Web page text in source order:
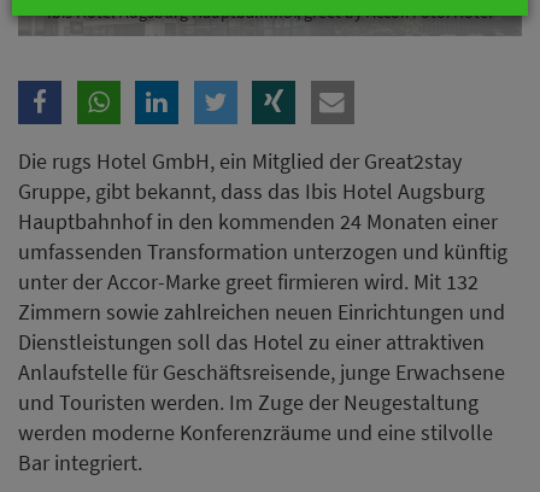
Ibis Hotel Augsburg Hauptbahnhof, greet by Accor. Foto: Hotel
Die rugs Hotel GmbH, ein Mitglied der Great2stay
Gruppe, gibt bekannt, dass das Ibis Hotel Augsburg
Hauptbahnhof in den kommenden 24 Monaten einer
umfassenden Transformation unterzogen und künftig
unter der Accor-Marke greet firmieren wird. Mit 132
Zimmern sowie zahlreichen neuen Einrichtungen und
Dienstleistungen soll das Hotel zu einer attraktiven
Anlaufstelle für Geschäftsreisende, junge Erwachsene
und Touristen werden. Im Zuge der Neugestaltung
werden moderne Konferenzräume und eine stilvolle
Bar integriert.